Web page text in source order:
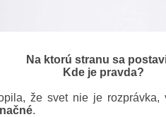
Na ktorú stranu sa
Kde je pravda?
že svet nie je
.